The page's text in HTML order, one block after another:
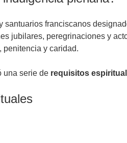
santuarios franciscanos
jubilares, peregrinaciones y
penitencia y caridad.
una serie de requisitos